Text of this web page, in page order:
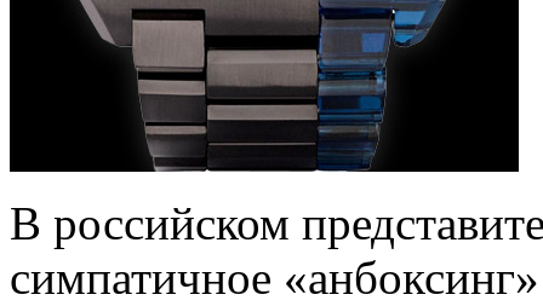
В российском
симпатичное